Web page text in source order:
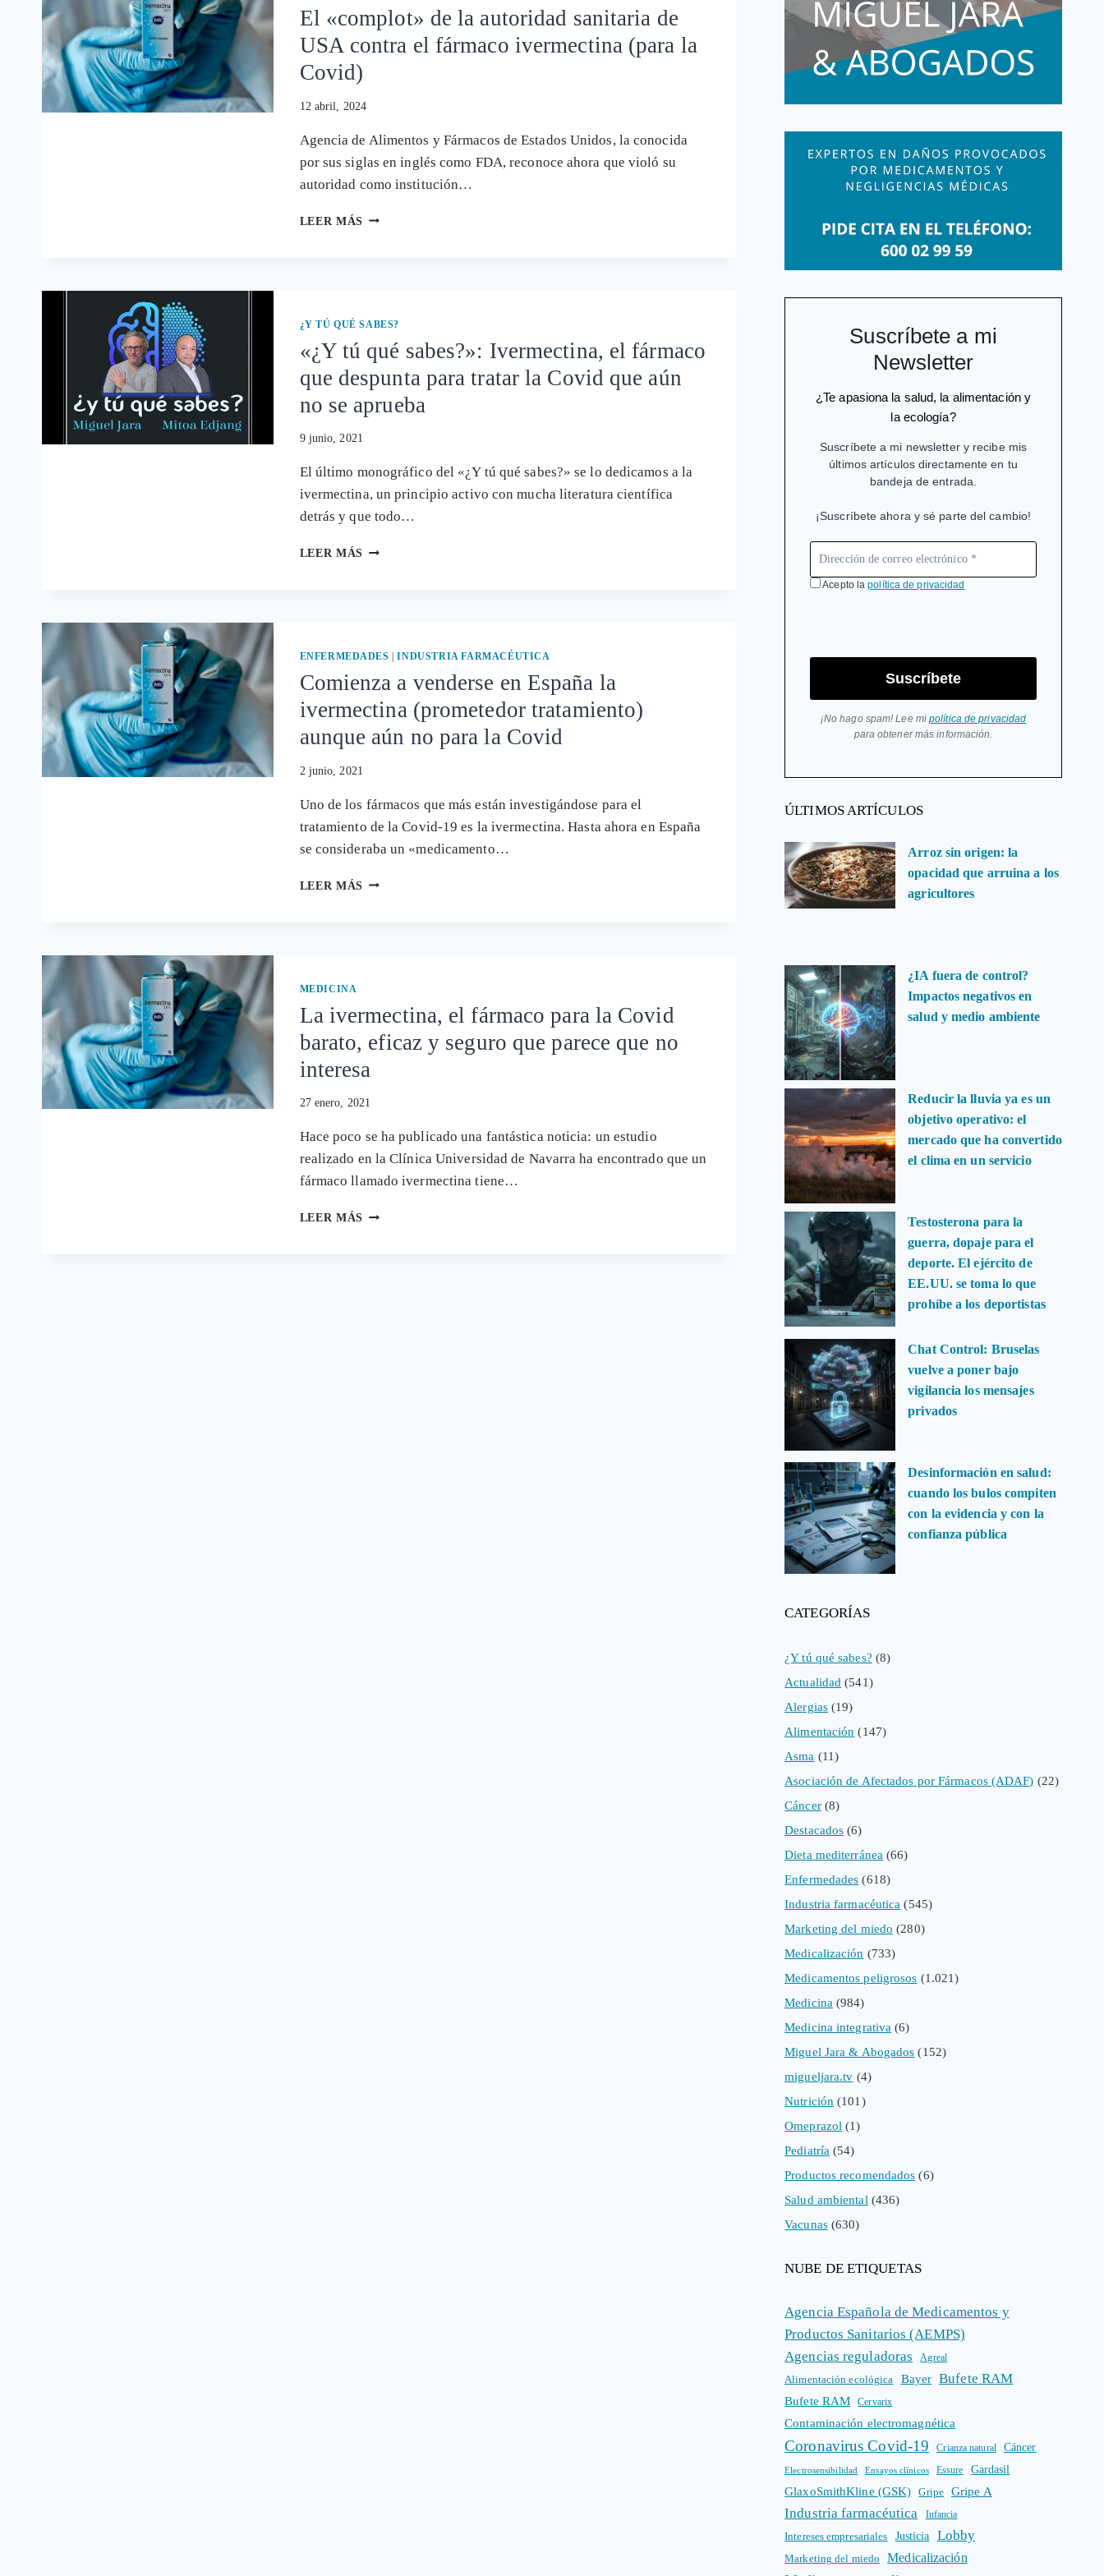
El «complot» de la autoridad sanitaria de
USA contra el fármaco ivermectina (para la
Covid)
12 abril, 2024
Agencia de Alimentos y Fármacos de Estados Unidos, la conocida
por sus siglas en inglés como FDA, reconoce ahora que violó su
autoridad como institución…
LEER MÁS EL
DE
CONTRA
EL
FÁRMACO
IVERMECTINA
¿Y TÚ QUÉ SABES?
«¿Y tú qué sabes?»: Ivermectina, el fármaco
que despunta para tratar la Covid que aún
no se aprueba
9 junio, 2021
El último monográfico del «¿Y tú qué sabes?» se lo dedicamos a la
ivermectina, un principio activo con mucha literatura científica
detrás y que todo…
LEER MÁS «¿Y
FÁRMACO
DESPUNTA
PARA
LA
NO
SE
APRUEBA
ENFERMEDADES |INDUSTRIA FARMACÉUTICA
Comienza a venderse en España la
ivermectina (prometedor tratamiento)
aunque aún no para la Covid
2 junio, 2021
Uno de los fármacos que más están investigándose para el
tratamiento de la Covid-19 es la ivermectina. Hasta ahora en España
se consideraba un «medicamento…
LEER MÁS COMIENZA
TRATAMIENTO)
AUNQUE
AÚN
NO
LA
MEDICINA
La ivermectina, el fármaco para la Covid
barato, eficaz y seguro que parece que no
interesa
27 enero, 2021
Hace poco se ha publicado una fantástica noticia: un estudio
realizado en la Clínica Universidad de Navarra ha encontrado que un
fármaco llamado ivermectina tiene…
LEER MÁS LA
Suscríbete a mi
Newsletter
¿Te apasiona la salud, la alimentación y
la ecología?
Suscríbete a mi newsletter y recibe mis
últimos artículos directamente en tu
bandeja de entrada.
¡Suscríbete ahora y sé parte del cambio!
Acepto lapolítica de privacidad
Suscríbete
¡No hago spam! Lee mipolítica de privacidad
para obtener más información.
ÚLTIMOS ARTÍCULOS
Arroz sin origen: la
opacidad que arruina a los
agricultores
¿IA fuera de control?
Impactos negativos en
salud y medio ambiente
Reducir la lluvia ya es un
objetivo operativo: el
mercado que ha convertido
el clima en un servicio
Testosterona para la
guerra, dopaje para el
deporte. El ejército de
EE.UU. se toma lo que
prohíbe a los deportistas
Chat Control: Bruselas
vuelve a poner bajo
vigilancia los mensajes
privados
Desinformación en salud:
cuando los bulos compiten
con la evidencia y con la
confianza pública
CATEGORÍAS
¿Y tú qué sabes? (8)
Actualidad (541)
Alergias(19)
Alimentación (147)
Asma (11)
Asociación de Afectados por Fármacos (ADAF) (22)
Cáncer(8)
Destacados (6)
Dieta mediterránea (66)
Enfermedades (618)
Industria farmacéutica (545)
Marketing del miedo (280)
Medicalización (733)
Medicamentos peligrosos (1.021)
Medicina (984)
Medicina integrativa (6)
Miguel Jara & Abogados (152)
migueljara.tv (4)
Nutrición (101)
Omeprazol (1)
Pediatría (54)
Productos recomendados (6)
Salud ambiental (436)
Vacunas(630)
NUBE DE ETIQUETAS
Agencia Española de Medicamentos y
Productos Sanitarios (AEMPS)
Agencias reguladoras
Agreal
Alimentación ecológica Bayer Bufete RAM
Bufete RAM Cervarix
Contaminación electromagnética
Coronavirus Covid-19 Crianza natural Cáncer
Electrosensibilidad Ensayos clínicos Essure Gardasil
GlaxoSmithKline (GSK) Gripe Gripe A
Industria farmacéutica Infancia
Intereses empresariales Justicia Lobby
Marketing del miedo Medicalización